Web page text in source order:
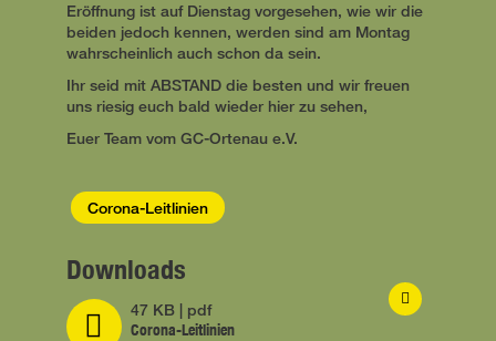
Eröffnung ist auf Dienstag vorgesehen, wie wir die
beiden jedoch kennen, werden sind am Montag
wahrscheinlich auch schon da sein.
Ihr seid mit ABSTAND die besten und wir freuen
uns riesig euch bald wieder hier zu sehen,
Euer Team vom GC-Ortenau e.V.
Corona-Leitlinien
Downloads
47 KB | pdf
Corona-Leitlinien